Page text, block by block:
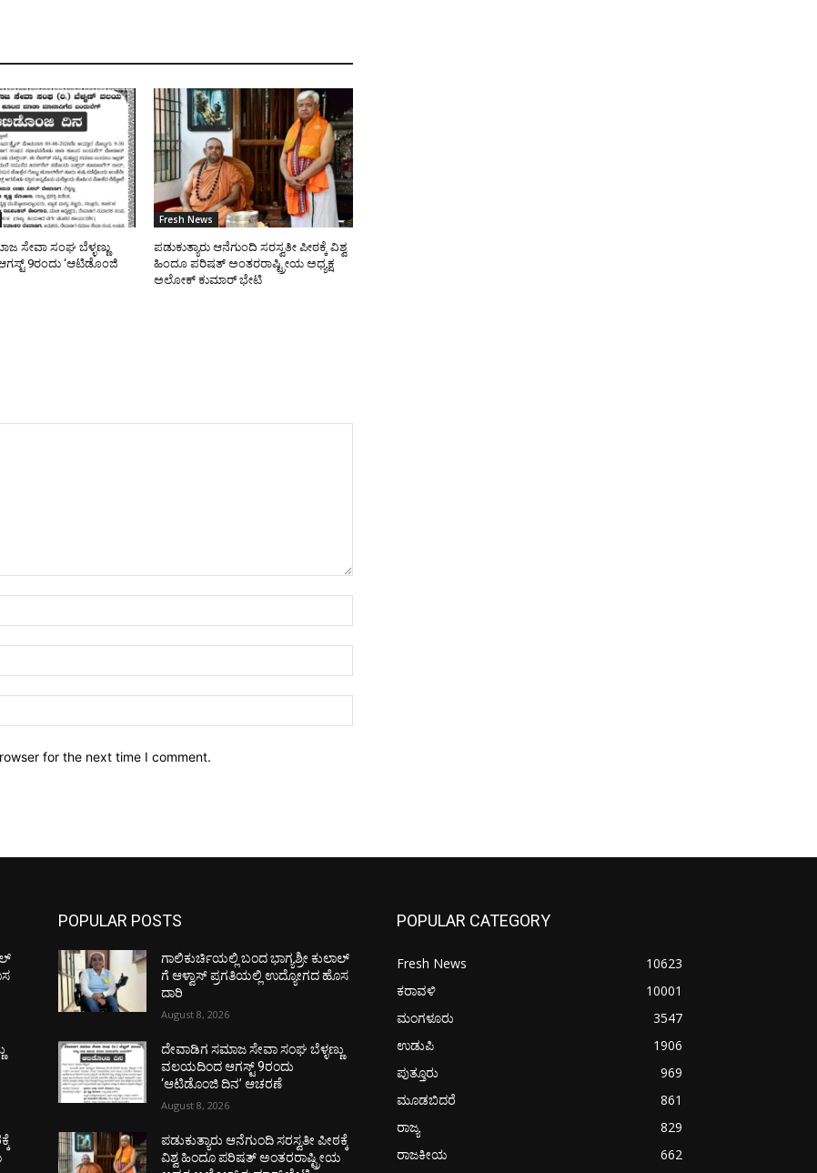
ಸೇವಾ ಸಂಘ ಬೆಳ್ಳಣ್ಣು
9ರಂದು ‘ಆಟಿಡೊಂಜಿ
Fresh News
ಪಡುಕುತ್ಯಾರು ಆನೆಗುಂದಿ ಸರಸ್ವತೀ ಪೀಠಕ್ಕೆ ವಿಶ್ವ
ಹಿಂದೂ ಪರಿಷತ್ ಅಂತರರಾಷ್ಟ್ರೀಯ ಅಧ್ಯಕ್ಷ
ಅಲೋಕ್ ಕುಮಾರ್ ಭೇಟಿ
for the next time I comment.
POPULAR POSTS
ಗಾಲಿಕುರ್ಚಿಯಲ್ಲಿ ಬಂದ ಭಾಗ್ಯಶ್ರೀ ಕುಲಾಲ್
ಗೆ ಆಳ್ವಾಸ್ ಪ್ರಗತಿಯಲ್ಲಿ ಉದ್ಯೋಗದ ಹೊಸ
ದಾರಿ
August 8, 2026
ದೇವಾಡಿಗ ಸಮಾಜ ಸೇವಾ ಸಂಘ ಬೆಳ್ಳಣ್ಣು
ವಲಯದಿಂದ ಆಗಸ್ಟ್ 9ರಂದು
‘ಆಟಿಡೊಂಜಿ ದಿನ’ ಆಚರಣೆ
August 8, 2026
ಪಡುಕುತ್ಯಾರು ಆನೆಗುಂದಿ ಸರಸ್ವತೀ ಪೀಠಕ್ಕೆ
ವಿಶ್ವ ಹಿಂದೂ ಪರಿಷತ್ ಅಂತರರಾಷ್ಟ್ರೀಯ
POPULAR CATEGORY
Fresh News
10623
ಕರಾವಳಿ
10001
ಮಂಗಳೂರು
3547
ಉಡುಪಿ
1906
ಪುತ್ತೂರು
969
ಮೂಡಬಿದರೆ
861
ರಾಜ್ಯ
829
ರಾಜಕೀಯ
662